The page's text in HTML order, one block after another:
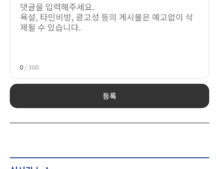
0 / 300
등록